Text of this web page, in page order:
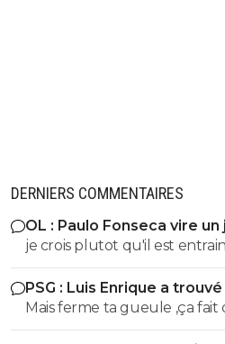
DERNIERS COMMENTAIRES
OL : Paulo Fonseca vire
je crois plutot qu'il est
PSG : Luis Enrique a
Mais ferme ta gueule ,ça fait
en disant qu'il sera